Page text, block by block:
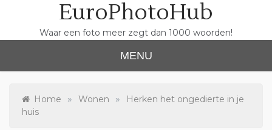
EuroPhotoHub
Waar een foto meer zegt dan 1000 woorden!
MENU
Home » Wonen »
Herken het ongedierte in je
huis